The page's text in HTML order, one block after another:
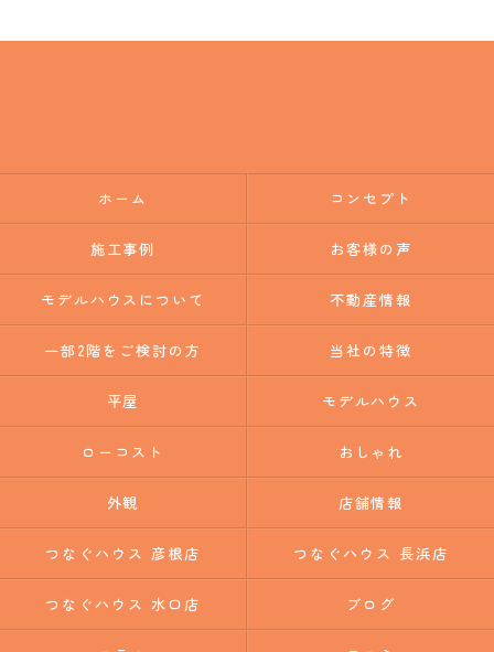
ホーム コンセプト
施工事例 お客様の声
モデルハウスについて 不動産情報
一部2階をご検討の方 当社の特徴
平屋 モデルハウス
ローコスト おしゃれ
外観 店舗情報
つなぐハウス 彦根店 つなぐハウス 長浜店
つなぐハウス 水口店 ブログ